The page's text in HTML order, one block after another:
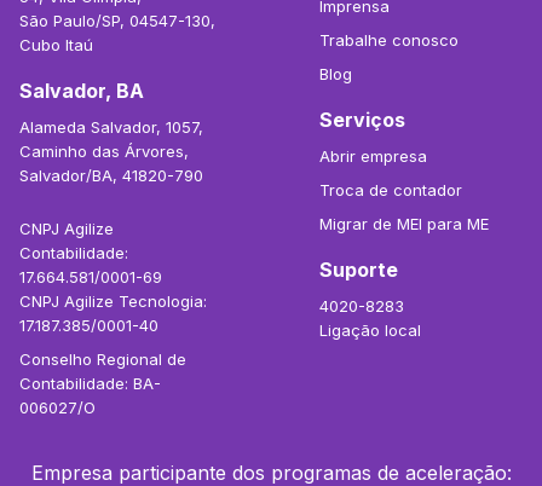
São Paulo/SP, 04547-130,
Cubo Itaú
Salvador, BA
Alameda Salvador, 1057,
Caminho das Árvores,
Salvador/BA, 41820-790
CNPJ Agilize
Contabilidade:
17.664.581/0001-69
CNPJ Agilize Tecnologia:
17.187.385/0001-40
Conselho Regional de
Contabilidade: BA-
006027/O
Imprensa
Trabalhe conosco
Blog
Serviços
Abrir empresa
Troca de contador
Migrar de MEI para ME
Suporte
4020-8283
Ligação local
Empresa participante dos programas de aceleração: